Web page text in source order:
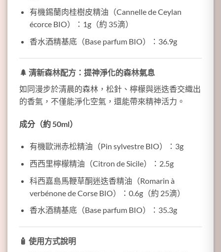
有機錫蘭肉桂樹皮精油（Cannelle de Ceylan
écorce BIO）：1g（約 35滴）
香水酒精基底（Base parfum BIO）：36.9g
🌲 清新森林配方：提神淨化的森林氣息
如同漫步於清晨的森林，松針、檸檬與迷迭香交織出
的香氣，不僅能淨化空氣，還能帶來精神活力。
成分（約 50ml）
有機歐洲赤松精油（Pin sylvestre BIO）：3g
西西里檸檬精油（Citron de Sicile）：2.5g
科西嘉島馬鞭草酮迷迭香精油（Romarin à
verbénone de Corse BIO）：0.6g（約 25滴）
香水酒精基底（Base parfum BIO）：35.3g
🧴 使用方式說明